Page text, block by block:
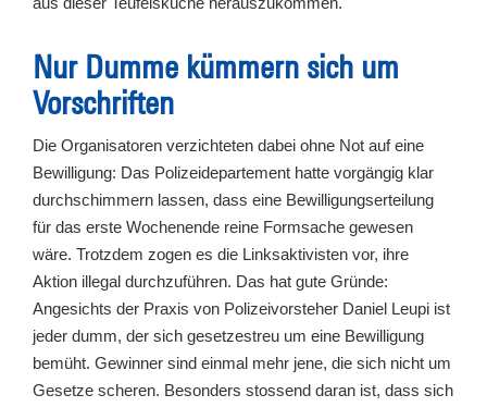
Nur Dumme kümmern sich um
Vorschriften
Die Organisatoren verzichteten dabei ohne Not auf eine
Bewilligung: Das Polizeidepartement hatte vorgängig klar
durchschimmern lassen, dass eine Bewilligungserteilung
für das erste Wochenende reine Formsache gewesen
wäre. Trotzdem zogen es die Linksaktivisten vor, ihre
Aktion illegal durchzuführen. Das hat gute Gründe:
Angesichts der Praxis von Polizeivorsteher Daniel Leupi ist
jeder dumm, der sich gesetzestreu um eine Bewilligung
bemüht. Gewinner sind einmal mehr jene, die sich nicht um
Gesetze scheren. Besonders stossend daran ist, dass sich